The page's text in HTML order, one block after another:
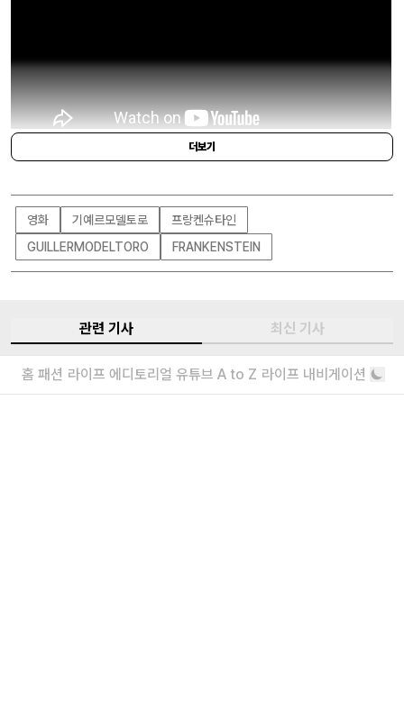
이음새와 볼트로 뒤덮인 존재에 가깝다. 그러나 기예르모 델 토로 감독은 이 전형
을 완전히 거부했다. 그가 만든 괴물은 다양한 신체에서 온 피부 톤이 섞인 반투명
하고 연약한 존재로, 마치 막 세상에 태어난 신생아처럼 보인다. 그는 괴물의 외형
에서 기계적 공포를 지우고 갓 태어난 생명체의 아름다움과 불안정함을 담고자
벗어나 창조된 존재의 나약함과 인간성의 본질을 되묻는 철학적 장치로 작용한
더보기
영화 기예르모델토로
프랑켄슈타인
GUILLERMODELTORO
FRANKENSTEIN
관련 기사 최신 기사
넷플릭스 x 기예르모 델 토로, 스톱모션
스튜디오 설립한다
홈 패션 라이프 에디토리얼 유튜브 A to Z 라이프 내비게이션